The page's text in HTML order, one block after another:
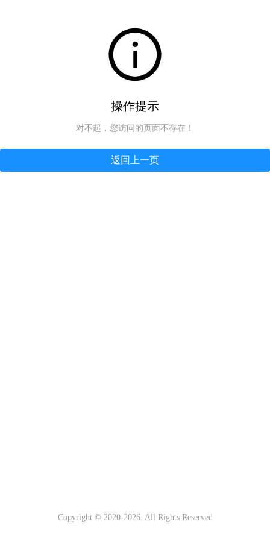
操作提示
对不起，您访问的页面不存在！
返回上一页
Copyright © 2020-2026. All Rights Reserved